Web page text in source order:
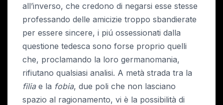
all’inverso, che credono di negarsi esse stesse
professando delle amicizie troppo sbandierate
per essere sincere, i piú ossessionati dalla
questione tedesca sono forse proprio quelli
che, proclamando la loro germanomania,
rifiutano qualsiasi analisi. A metà strada tra la
filiae la fobia, due poli che non lasciano
spazio al ragionamento, vi è la possibilità di